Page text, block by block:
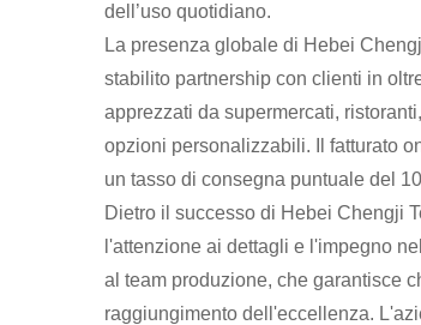
dell’uso quotidiano.
La presenza globale di Hebei
stabilito partnership con clienti in
apprezzati da supermercati,
opzioni personalizzabili. Il fatturato
un tasso di consegna puntuale del
Dietro il successo di Hebei Chengji
l'attenzione ai dettagli e l'impegno
al team produzione, che garantisce
raggiungimento dell'eccellenza.